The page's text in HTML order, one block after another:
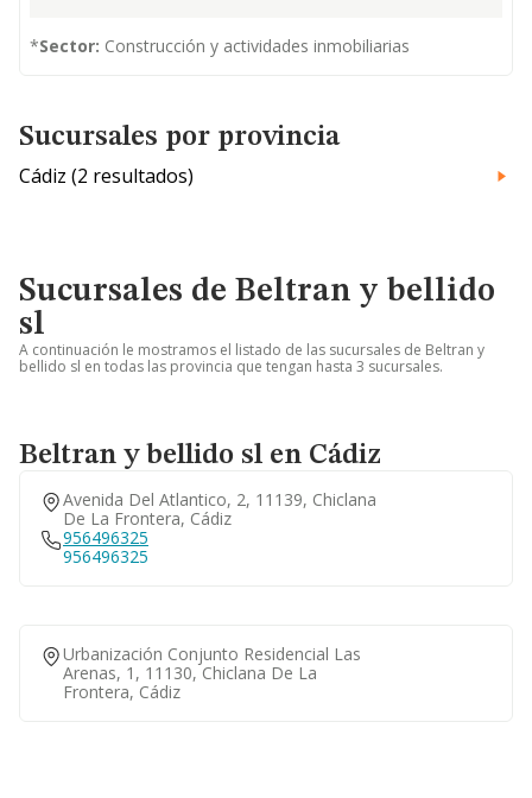
*Sector: Construcción y actividades inmobiliarias
Sucursales por provincia
Cádiz (2 resultados)
Sucursales de Beltran y bellido
sl
A continuación le mostramos el listado de las sucursales de Beltran y
bellido sl en todas las provincia que tengan hasta 3 sucursales.
Beltran y bellido sl en Cádiz
Avenida Del Atlantico, 2, 11139, Chiclana
De La Frontera, Cádiz
956496325
956496325
Urbanización Conjunto Residencial Las
Arenas, 1, 11130, Chiclana De La
Frontera, Cádiz